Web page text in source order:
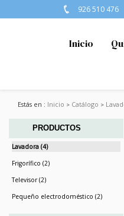
926 510 476
Inicio
Estás en : Inicio Catálogo
PRODUCTOS
Lavadora (4)
Frigorífico (2)
Televisor (2)
Pequeño electrodoméstico (2)